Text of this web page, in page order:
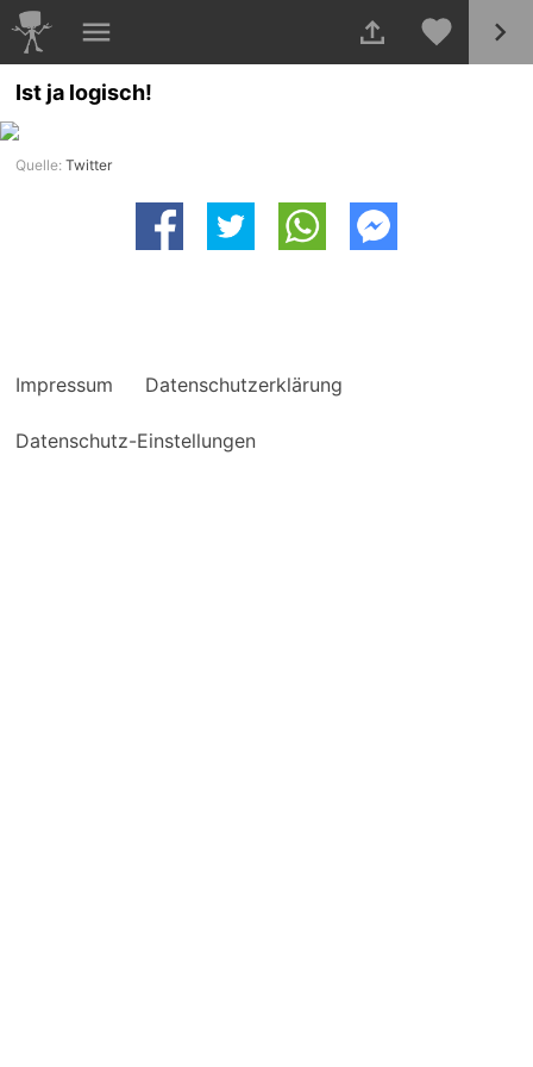
Ist ja logisch!
Quelle:Twitter
Impressum Datenschutzerklärung
Datenschutz-Einstellungen